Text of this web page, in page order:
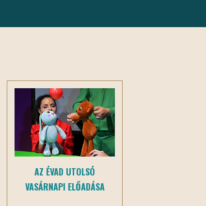
AZ ÉVAD UTOLSÓ
VASÁRNAPI ELŐADÁSA